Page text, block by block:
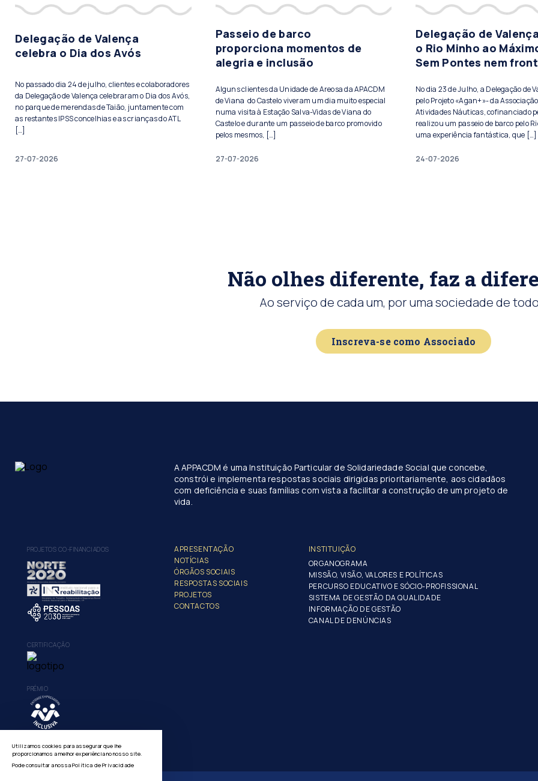
Delegação de Valença
celebra o Dia dos Avós
No passado dia 24 de julho, clientes e colaboradores
da Delegação de Valença celebraram o Dia dos Avós,
no parque de merendas de Taião, juntamente com
as restantes IPSS concelhias e as crianças do ATL
[…]
27-07-2026
Passeio de barco
proporciona momentos de
alegria e inclusão
Alguns clientes da Unidade de Areosa da APACDM
de Viana do Castelo viveram um dia muito especial
numa visita à Estação Salva-Vidas de Viana do
Castelo e durante um passeio de barco promovido
pelos mesmos, […]
27-07-2026
Delegação de
o Rio Minho ao
Sem Pontes nem
No dia 23 de Julho, a Delegação de
pelo Projeto «Agan+»- da
Atividades Náuticas, cofinanciado
realizou um passeio de barco pelo
uma experiência fantástica, que […]
24-07-2026
Não olhes diferente, faz a
Ao serviço de cada um, por uma sociedade de
Inscreva-se como Associado
A APPACDM é uma Instituição Particular de Solidariedade Social que concebe,
constrói e implementa respostas sociais dirigidas prioritariamente, aos cidadãos
com deficiência e suas famílias com vista a facilitar a construção de um projeto de
vida.
PROJETOS CO-FINANCIADOS
CERTIFICAÇÃO
PRÉMIO
APRESENTAÇÃO
NOTÍCIAS
ÓRGÃOS SOCIAIS
RESPOSTAS SOCIAIS
PROJETOS
CONTACTOS
INSTITUIÇÃO
ORGANOGRAMA
MISSÃO, VISÃO, VALORES E POLÍTICAS
PERCURSO EDUCATIVO E SÓCIO-PROFISSIONAL
SISTEMA DE GESTÃO DA QUALIDADE
INFORMAÇÃO DE GESTÃO
CANAL DE DENÚNCIAS
Utilizamos cookies para assegurar que lhe
proporcionamos a melhor experiência no nosso site.
Pode consultar a nossaPolítica de Privacidade